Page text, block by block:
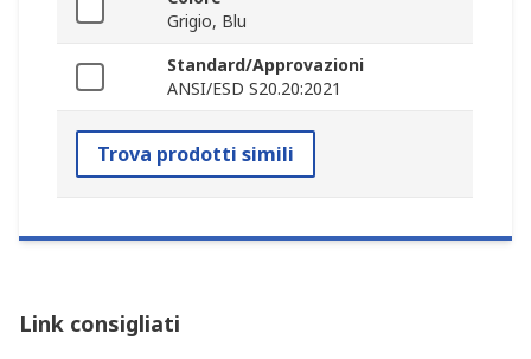
Grigio, Blu
Standard/Approvazioni
ANSI/ESD S20.20:2021
Trova prodotti simili
Link consigliati